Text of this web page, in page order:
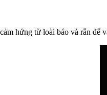
hứng từ loài báo và rắn để